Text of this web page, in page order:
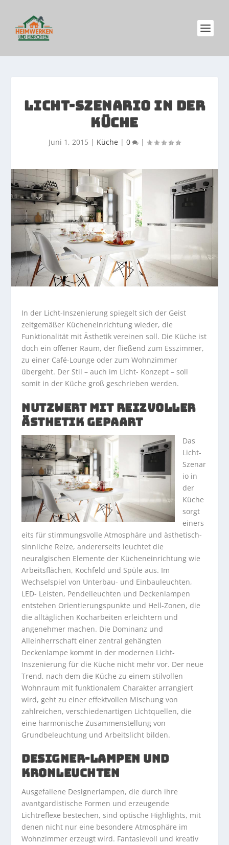
LICHT-SZENARIO IN DER
KÜCHE
Juni 1, 2015 | Küche | 0 |
In der Licht-Inszenierung spiegelt sich der Geist
zeitgemäßer Kücheneinrichtung wieder, die
Funktionalität mit Ästhetik vereinen soll. Die Küche ist
doch ein offener Raum, der fließend zum Esszimmer,
zu einer Café-Lounge oder zum Wohnzimmer
übergeht. Der Stil – auch im Licht- Konzept – soll
somit in der Küche groß geschrieben werden.
NUTZWERT MIT REIZVOLLER
ÄSTHETIK GEPAART
Das
Licht-
Szenar
io in
der
Küche
sorgt
einers
eits für stimmungsvolle Atmosphäre und ästhetisch-
sinnliche Reize, andererseits leuchtet die
neuralgischen Elemente der Kücheneinrichtung wie
Arbeitsflächen, Kochfeld und Spüle aus. Im
Wechselspiel von Unterbau- und Einbauleuchten,
LED- Leisten, Pendelleuchten und Deckenlampen
entstehen Orientierungspunkte und Hell-Zonen, die
die alltäglichen Kocharbeiten erleichtern und
angenehmer machen. Die Dominanz und
Alleinherrschaft einer zentral gehängten
Deckenlampe kommt in der modernen Licht-
Inszenierung für die Küche nicht mehr vor. Der neue
Trend, nach dem die Küche zu einem stilvollen
Wohnraum mit funktionalem Charakter arrangiert
wird, geht zu einer effektvollen Mischung von
zahlreichen, verschiedenartigen Lichtquellen, die
eine harmonische Zusammenstellung von
Grundbeleuchtung und Arbeitslicht bilden.
DESIGNER-LAMPEN UND
KRONLEUCHTEN
Ausgefallene Designerlampen, die durch ihre
avantgardistische Formen und erzeugende
Lichtreflexe bestechen, sind optische Highlights, mit
denen nicht nur eine besondere Atmosphäre im
Wohnzimmer erzeugt wird. Fantasievoll und kreativ